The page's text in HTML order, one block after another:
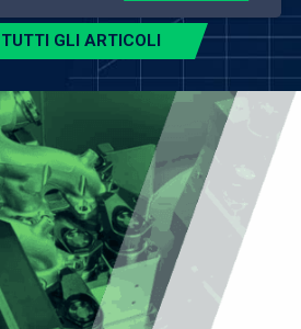
GLI ARTICOLI